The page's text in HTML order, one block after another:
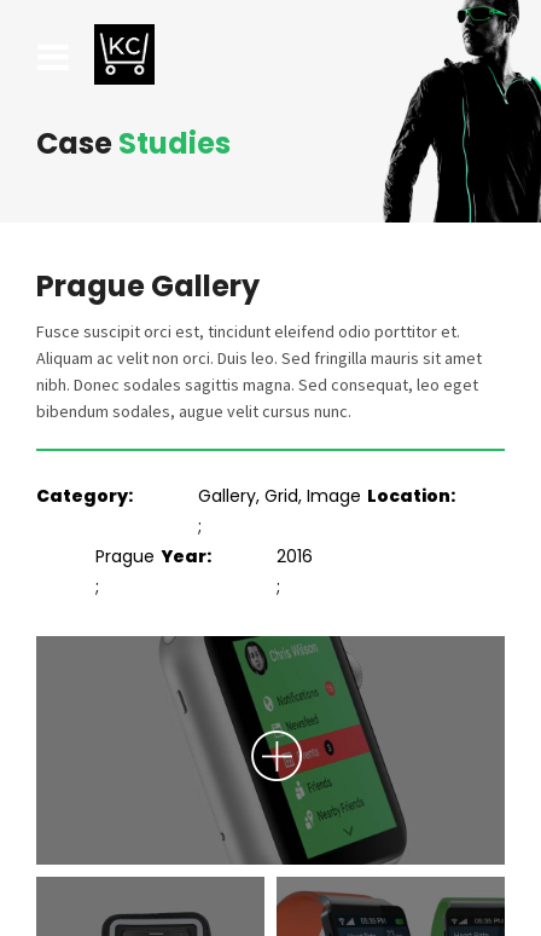
CaseStudies
Prague Gallery
Fusce suscipit orci est, tincidunt eleifend odio porttitor et.
Aliquam ac velit non orci. Duis leo. Sed fringilla mauris sit amet
nibh. Donec sodales sagittis magna. Sed consequat, leo eget
bibendum sodales, augue velit cursus nunc.
Category Gallery, Grid, Image Location
Prague Year 2016